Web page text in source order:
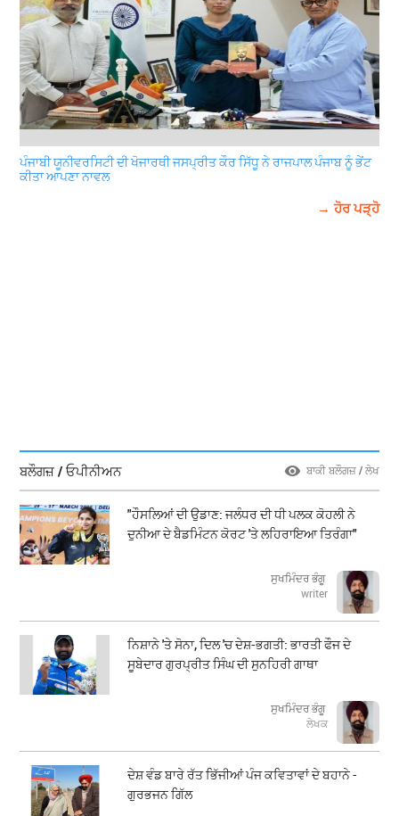
ਪੰਜਾਬੀ ਯੂਨੀਵਰਸਿਟੀ ਦੀ ਖੋਜਾਰਥੀ ਜਸਪ੍ਰੀਤ ਕੌਰ ਸਿੱਧੂ ਨੇ ਰਾਜਪਾਲ ਪੰਜਾਬ ਨੂੰ ਭੇਂਟ
ਕੀਤਾ ਆਪਣਾ ਨਾਵਲ
→ ਹੋਰ ਪੜ੍ਹੋ
ਬਲੌਗਜ਼ / ਓਪੀਨੀਅਨ ਬਾਕੀ ਬਲੌਗਜ਼ / ਲੇਖ
"ਹੌਸਲਿਆਂ ਦੀ ਉਡਾਣ: ਜਲੰਧਰ ਦੀ ਧੀ ਪਲਕ ਕੋਹਲੀ ਨੇ
ਦੁਨੀਆ ਦੇ ਬੈਡਮਿੰਟਨ ਕੋਰਟ 'ਤੇ ਲਹਿਰਾਇਆ ਤਿਰੰਗਾ"
ਸੁਖਮਿੰਦਰ ਭੰਗੂ
writer
ਨਿਸ਼ਾਨੇ 'ਤੇ ਸੋਨਾ, ਦਿਲ 'ਚ ਦੇਸ਼-ਭਗਤੀ: ਭਾਰਤੀ ਫੌਜ ਦੇ
ਸੂਬੇਦਾਰ ਗੁਰਪ੍ਰੀਤ ਸਿੰਘ ਦੀ ਸੁਨਹਿਰੀ ਗਾਥਾ
ਸੁਖਮਿੰਦਰ ਭੰਗੂ
ਲੇਖਕ
ਦੇਸ਼ ਵੰਡ ਬਾਰੇ ਰੱਤ ਭਿੱਜੀਆਂ ਪੰਜ ਕਵਿਤਾਵਾਂ ਦੇ ਬਹਾਨੇ -
ਗੁਰਭਜਨ ਗਿੱਲ